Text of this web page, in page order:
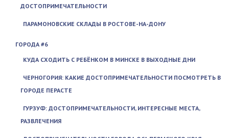
ДОСТОПРИМЕЧАТЕЛЬНОСТИ
ПАРАМОНОВСКИЕ СКЛАДЫ В РОСТОВЕ-НА-ДОНУ
ГОРОДА #6
КУДА СХОДИТЬ С РЕБЁНКОМ В МИНСКЕ В ВЫХОДНЫЕ ДНИ
ЧЕРНОГОРИЯ: КАКИЕ ДОСТОПРИМЕЧАТЕЛЬНОСТИ ПОСМОТРЕТЬ В
ГОРОДЕ ПЕРАСТЕ
ГУРЗУФ: ДОСТОПРИМЕЧАТЕЛЬНОСТИ, ИНТЕРЕСНЫЕ МЕСТА,
РАЗВЛЕЧЕНИЯ